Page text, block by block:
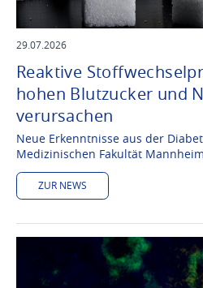
29.07.2026
Reaktive
hohen Blutzucker und
verursachen
Neue Erkenntnisse aus der
Medizinischen Fakultät Mannheim
ZUR NEWS